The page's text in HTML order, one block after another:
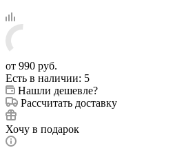
от 990 руб.
Есть в наличии: 5
Нашли дешевле?
Рассчитать доставку
Хочу в подарок